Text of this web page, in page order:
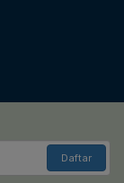
Daftar